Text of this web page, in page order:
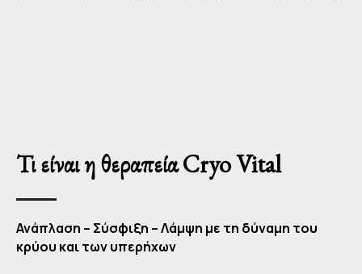
Τι είναι η θεραπεία Cryo Vital
Ανάπλαση – Σύσφιξη – Λάμψη με τη δύναμη του
κρύου και των υπερήχων